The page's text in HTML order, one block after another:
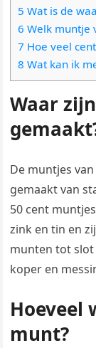
5 Wat is de
6 Welk muntje
7 Hoe veel
8 Wat kan ik
Waar
De muntjes
gemaakt van
50 cent
zink en tin en
munten tot slot
koper en
Hoeveel
munt?